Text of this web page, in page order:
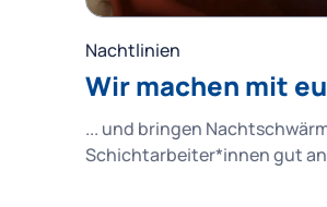
Nachtlinien
Wir machen mit
... und bringen
Schichtarbeiter*innen gut